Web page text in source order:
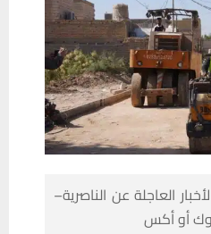
العاجلة عن الناصرية–
أو أكس